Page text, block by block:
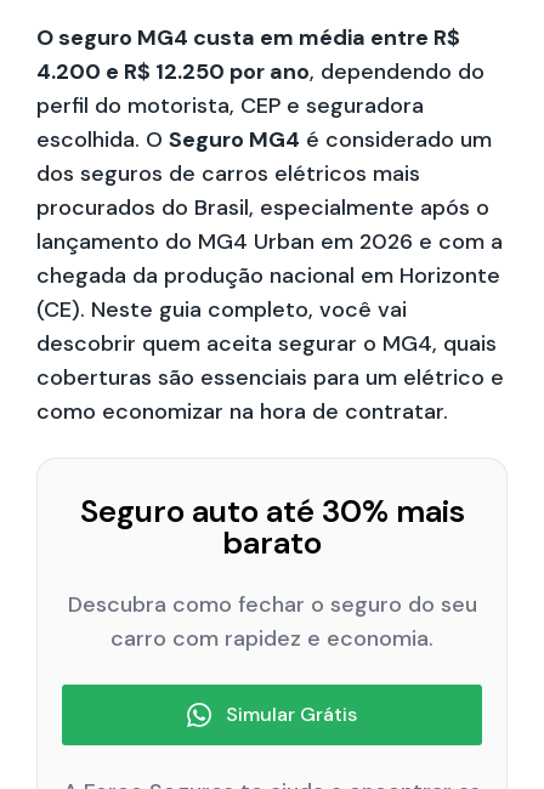
O seguro MG4 custa em média entre R$
4.200 e R$ 12.250 por ano, dependendo do
perfil do motorista, CEP e seguradora
escolhida. O Seguro MG4 é considerado um
dos seguros de carros elétricos mais
procurados do Brasil, especialmente após o
lançamento do MG4 Urban em 2026 e com a
chegada da produção nacional em Horizonte
(CE). Neste guia completo, você vai
descobrir quem aceita segurar o MG4, quais
coberturas são essenciais para um elétrico e
como economizar na hora de contratar.
Seguro auto até 30% mais
barato
Descubra como fechar o seguro do seu
carro com rapidez e economia.
Simular Grátis